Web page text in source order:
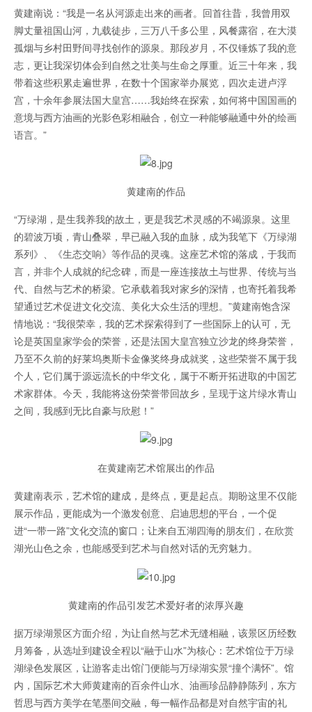
黄建南说：“我是一名从河源走出来的画者。回首往昔，我曾用双
脚丈量祖国山河，九载徒步，三万八千多公里，风餐露宿，在大漠
孤烟与乡村田野间寻找创作的源泉。那段岁月，不仅锤炼了我的意
志，更让我深切体会到自然之壮美与生命之厚重。近三十年来，我
带着这些积累走遍世界，在数十个国家举办展览，四次走进卢浮
宫，十余年参展法国大皇宫……我始终在探索，如何将中国国画的
意境与西方油画的光影色彩相融合，创立一种能够融通中外的绘画
语言。”
黄建南的作品
“万绿湖，是生我养我的故土，更是我艺术灵感的不竭源泉。这里
的碧波万顷，青山叠翠，早已融入我的血脉，成为我笔下《万绿湖
系列》、《生态交响》等作品的灵魂。这座艺术馆的落成，于我而
言，并非个人成就的纪念碑，而是一座连接故土与世界、传统与当
代、自然与艺术的桥梁。它承载着我对家乡的深情，也寄托着我希
望通过艺术促进文化交流、美化大众生活的理想。”黄建南饱含深
情地说：“我很荣幸，我的艺术探索得到了一些国际上的认可，无
论是英国皇家学会的荣誉，还是法国大皇宫独立沙龙的终身荣誉，
乃至不久前的好莱坞奥斯卡金像奖终身成就奖，这些荣誉不属于我
个人，它们属于源远流长的中华文化，属于不断开拓进取的中国艺
术家群体。今天，我能将这份荣誉带回故乡，呈现于这片绿水青山
之间，我感到无比自豪与欣慰！”
在黄建南艺术馆展出的作品
黄建南表示，艺术馆的建成，是终点，更是起点。期盼这里不仅能
展示作品，更能成为一个激发创意、启迪思想的平台，一个促
进“一带一路”文化交流的窗口；让来自五湖四海的朋友们，在欣赏
湖光山色之余，也能感受到艺术与自然对话的无穷魅力。
黄建南的作品引发艺术爱好者的浓厚兴趣
据万绿湖景区方面介绍，为让自然与艺术无缝相融，该景区历经数
月筹备，从选址到建设全程以“融于山水”为核心：艺术馆位于万绿
湖绿色发展区，让游客走出馆门便能与万绿湖实景“撞个满怀”。馆
内，国际艺术大师黄建南的百余件山水、油画珍品静静陈列，东方
哲思与西方美学在笔墨间交融，每一幅作品都是对自然宇宙的礼